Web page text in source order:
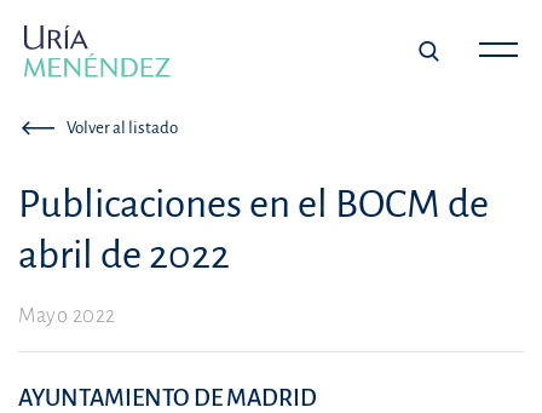
Volver al listado
Publicaciones en el BOCM de
abril de 2022
Mayo 2022
AYUNTAMIENTO DE MADRID